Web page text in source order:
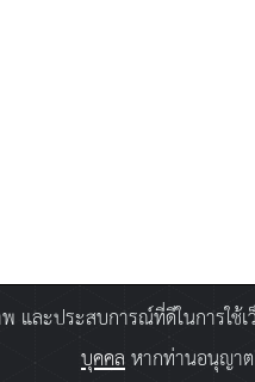
และประสบการณ์ที่ดีในการใ
บุคคลหากท่านอนุญา